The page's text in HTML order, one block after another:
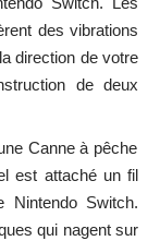
des vibrations
direction de votre
de deux
Canne à pêche
est attaché un fil
Nintendo Switch.
qui nagent sur